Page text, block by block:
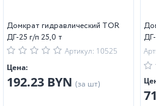
Домкрат гидравлический TOR
ДГ-25 г/п 25,0 т
Артикул: 10525
Цена:
192.23 BYN (за шт)